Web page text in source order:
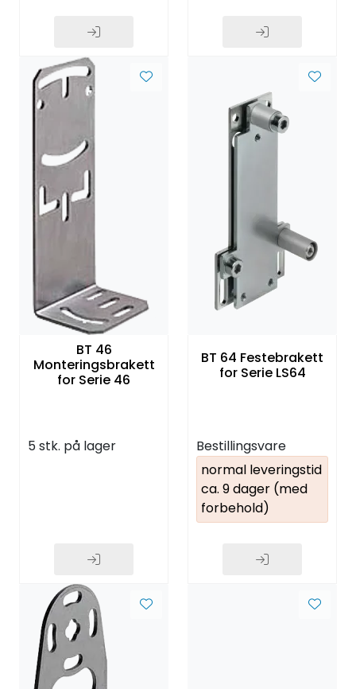
BT 46
Monteringsbrakett
for Serie 46
5 stk. på lager
BT 64 Festebrakett
for Serie LS64
Bestillingsvare
normal leveringstid
ca. 9 dager (med
forbehold)